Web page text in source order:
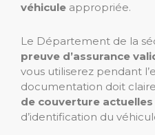
véhicule appropriée.
Le Département de la
preuve d’assurance
vous utiliserez pendant
documentation doit
de couverture actuelles
d’identification du